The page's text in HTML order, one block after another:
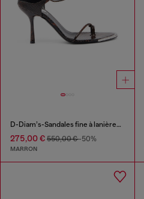
D-Diam’s-Sandales fine à lanières en cuir effet croco
275,00 € 550,00 €-50%
MARRON